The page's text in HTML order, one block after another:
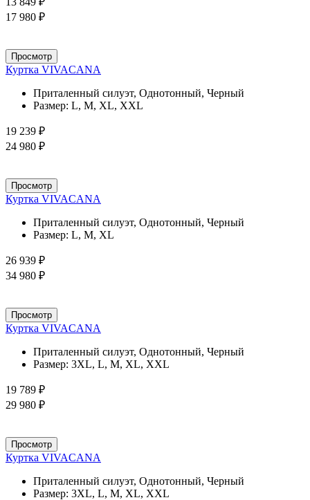
17 980 ₽
Просмотр
Куртка VIVACANA
Приталенный силуэт, Однотонный, Черный
Размер: L, M, XL, XXL
19 239 ₽
24 980 ₽
Просмотр
Куртка VIVACANA
Приталенный силуэт, Однотонный, Черный
Размер: L, M, XL
26 939 ₽
34 980 ₽
Просмотр
Куртка VIVACANA
Приталенный силуэт, Однотонный, Черный
Размер: 3XL, L, M, XL, XXL
19 789 ₽
29 980 ₽
Просмотр
Куртка VIVACANA
Приталенный силуэт, Однотонный, Черный
Размер: 3XL, L, M, XL, XXL